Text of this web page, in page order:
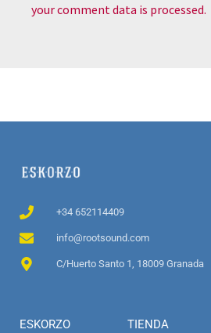
your comment data is processed.
+34 652114409
info@rootsound.com
C/Huerto Santo 1, 18009 Granada
ESKORZO TIENDA